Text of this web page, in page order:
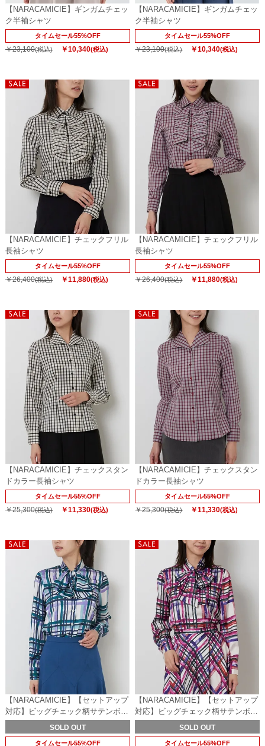
【NARACAMICIE】ギンガムチェッ
ク半袖シャツ
タイムセール55%OFF
￥23,100(税込) ￥10,340(税込)
【NARACAMICIE】ギンガムチェッ
ク半袖シャツ
タイムセール55%OFF
￥23,100(税込) ￥10,340(税込)
【NARACAMICIE】チェックフリル
長袖シャツ
タイムセール55%OFF
￥26,400(税込) ￥11,880(税込)
【NARACAMICIE】チェックフリル
長袖シャツ
タイムセール55%OFF
￥26,400(税込) ￥11,880(税込)
【NARACAMICIE】チェックスタン
ドカラー長袖シャツ
タイムセール55%OFF
￥25,300(税込) ￥11,330(税込)
【NARACAMICIE】チェックスタン
ドカラー長袖シャツ
タイムセール55%OFF
￥25,300(税込) ￥11,330(税込)
【NARACAMICIE】【セットアップ
対応】ビッグチェック柄サテンボウ
タイ長袖ブラウス
SOLD OUT
タイムセール55%OFF
【NARACAMICIE】【セットアップ
対応】ビッグチェック柄サテンボウ
タイ長袖ブラウス
SOLD OUT
タイムセール55%OFF